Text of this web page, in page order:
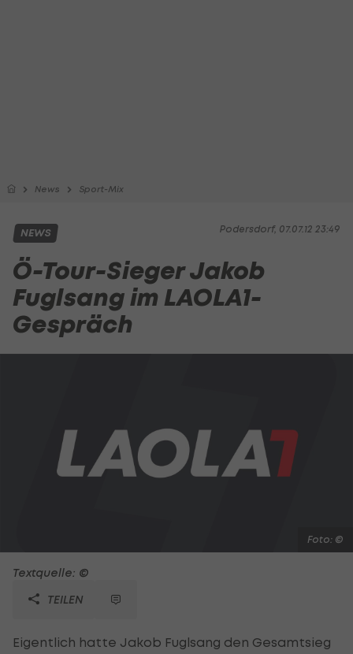
News Sport-Mix
Podersdorf, 07.07.12 23:49
NEWS
Ö-Tour-Sieger Jakob
Fuglsang im LAOLA1-
Gespräch
Foto: ©
Textquelle: ©
TEILEN
Eigentlich hatte Jakob Fuglsang den Gesamtsieg